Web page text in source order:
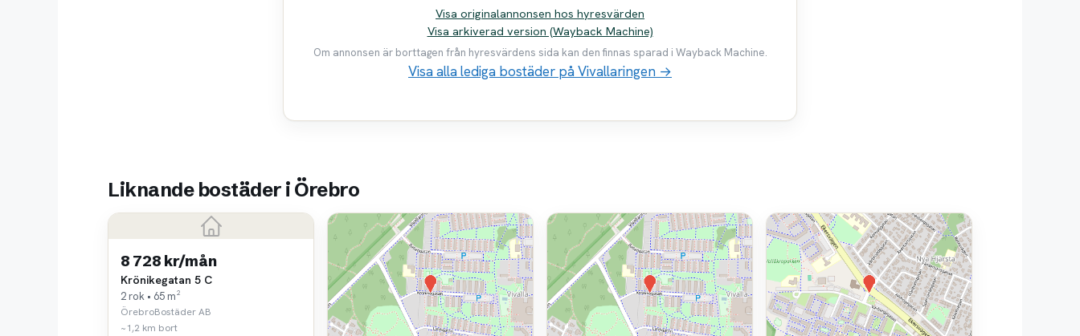
Visa originalannonsen hos hyresvärden
Visa arkiverad version (Wayback Machine)
Om annonsen är borttagen från hyresvärdens sida kan den finnas sparad i Wayback Machine.
Visa alla lediga bostäder på Vivallaringen →
Liknande bostäder i Örebro
8 728 kr/mån
Krönikegatan 5 C
2 rok • 65 m²
ÖrebroBostäder AB
~1,2 km bort